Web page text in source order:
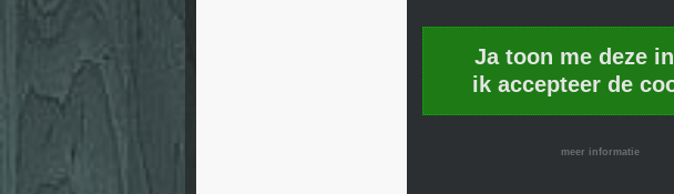
Ja toon me deze
ik accepteer de
meer informatie